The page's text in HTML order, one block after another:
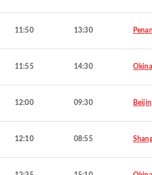
11:50 13:30
11:55 14:30
12:00 09:30
12:10 08:55